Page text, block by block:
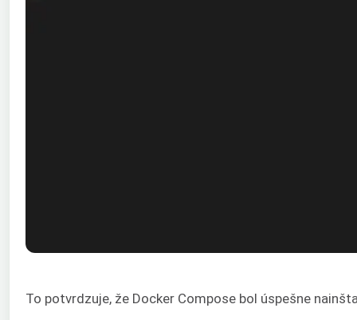
To potvrdzuje, že Docker Compose bol úspešne